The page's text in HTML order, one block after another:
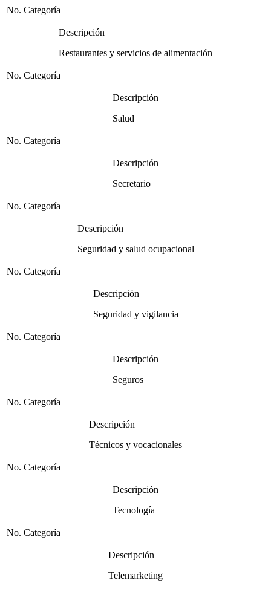
No. Categoría
Descripción
Restaurantes y servicios de alimentación
No. Categoría
Descripción
Salud
No. Categoría
Descripción
Secretario
No. Categoría
Descripción
Seguridad y salud ocupacional
No. Categoría
Descripción
Seguridad y vigilancia
No. Categoría
Descripción
Seguros
No. Categoría
Descripción
Técnicos y vocacionales
No. Categoría
Descripción
Tecnología
No. Categoría
Descripción
Telemarketing